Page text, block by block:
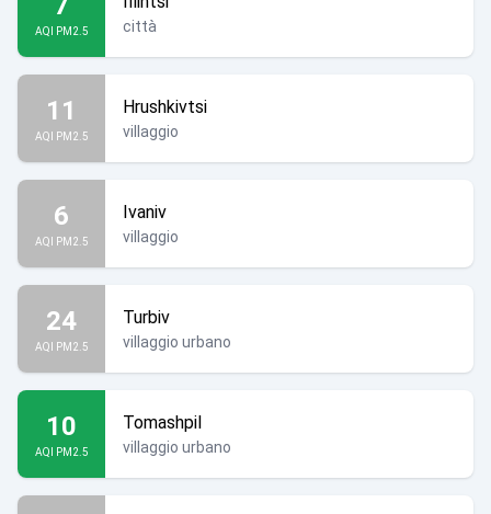
AQI PM2.5 città
11
AQI PM2.5
Hrushkivtsi
villaggio
6
AQI PM2.5
Ivaniv
villaggio
24
AQI PM2.5
Turbiv
villaggio urbano
10
AQI PM2.5
Tomashpil
villaggio urbano